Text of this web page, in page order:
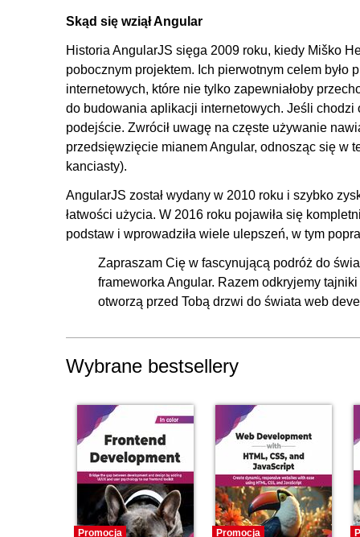
10. Zakładka rezerwacje
10.1. Zakładka rezerwacje: początek prac nad
10.2. Refaktoryzacja, konfigurowanie wyglądu
10.3. Możliwość anulowania rezerwacji:
10.4. Zakładka rezerwacji, polepszanie wyglądu,
11. Konfigurowanie rezerwacji
11.1. Dodawanie rezerwacji: konfigurowanie liczby
11.2. Przekazanie liczby dorosłych i dzieci do
12. Ostatnie szlify
12.1. Dokończenie aplikacji, podsumowanie,
Skąd się wziął Angular
Historia AngularJS sięga 2009 roku, kiedy Miško
pobocznym projektem. Ich pierwotnym celem
internetowych, które nie tylko zapewniałoby
do budowania aplikacji internetowych. Jeśli chodzi
podejście. Zwrócił uwagę na częste używanie
przedsięwzięcie mianem Angular, odnosząc się w
kanciasty).
AngularJS został wydany w 2010 roku i szybko
łatwości użycia. W 2016 roku pojawiła się
podstaw i wprowadziła wiele ulepszeń, w tym
Zapraszam Cię w fascynującą podróż do
frameworka Angular. Razem odkryjemy
otworzą przed Tobą drzwi do świata web
Wybrane bestsellery
Promocja Promocja